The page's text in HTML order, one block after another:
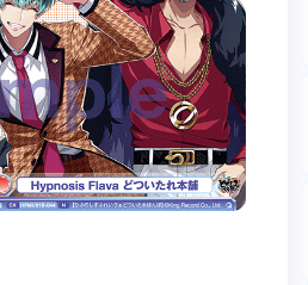
Deck Recipe
デッキレシピ